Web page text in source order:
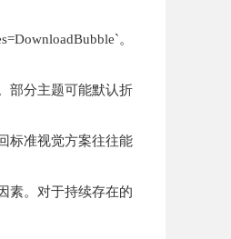
。
部分主题可能默认折
标准视觉方案往往能
素。对于持续存在的